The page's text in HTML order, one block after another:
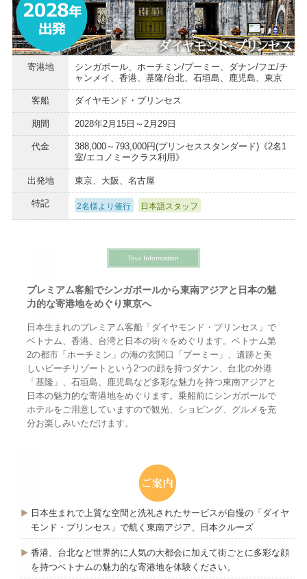
寄港地
シンガポール、ホーチミン/プーミー、ダナン/フエ/チ
ャンメイ、香港、基隆/台北、石垣島、鹿児島、東京
客船 ダイヤモンド・プリンセス
期間 2028年2月15日～2月29日
代金
388,000～793,000円(プリンセススタンダード)《2名1
室/エコノミークラス利用》
出発地 東京、大阪、名古屋
特記 2名様より催行 日本語スタッフ
Tour Information
プレミアム客船でシンガポールから東南アジアと日本の魅
力的な寄港地をめぐり東京へ
日本生まれのプレミアム客船「ダイヤモンド・プリンセス」で
ベトナム、香港、台湾と日本の街々をめぐります。ベトナム第
2の都市「ホーチミン」の海の玄関口「プーミー」、遺跡と美
しいビーチリゾートという2つの顔を持つダナン、台北の外港
「基隆」、石垣島、鹿児島など多彩な魅力を持つ東南アジアと
日本の魅力的な寄港地をめぐります。乗船前にシンガポールで
ホテルをご用意していますので観光、ショピング、グルメを充
分お楽しみいただけます。
日本生まれで上質な空間と洗礼されたサービスが自慢の「ダイヤ
モンド・プリンセス」で航く東南アジア、日本クルーズ
香港、台北など世界的に人気の大都会に加えて街ごとに多彩な顔
を持つベトナムの魅力的な寄港地を体験ください。